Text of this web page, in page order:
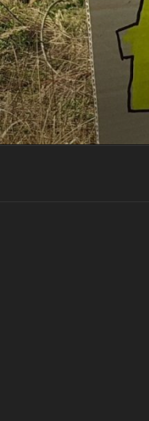
Zum
Inhalt
springen